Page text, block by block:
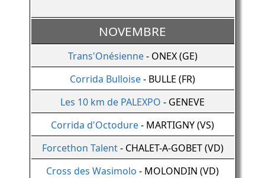
NOVEMBRE
Trans'Onésienne- ONEX (GE)
Corrida Bulloise- BULLE (FR)
Les 10 km de PALEXPO - GENEVE
Corrida d'Octodure- MARTIGNY (VS)
Forcethon Talent- CHALET-A-GOBET (VD)
Cross des Wasimolo - MOLONDIN (VD)